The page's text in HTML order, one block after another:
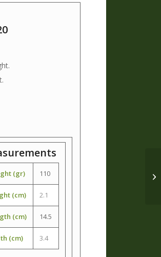
(gr) 110
(cm) 2.1
(cm) 14.5
(cm) 3.4